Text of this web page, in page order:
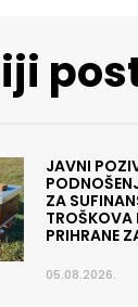
JAVNI
ZA
TROŠKOVA
PRIHRANE
05.08.2026.